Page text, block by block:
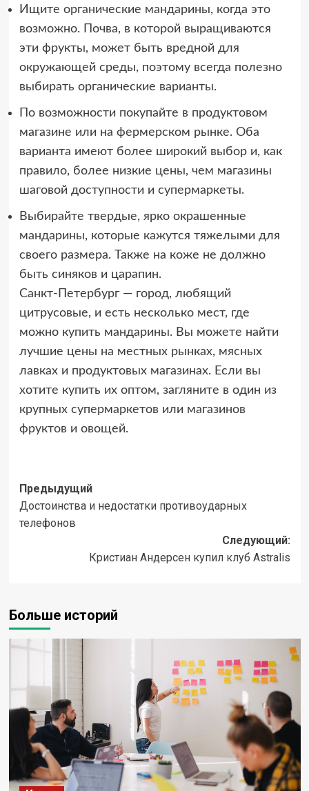
Ищите органические мандарины, когда это
возможно. Почва, в которой выращиваются
эти фрукты, может быть вредной для
окружающей среды, поэтому всегда полезно
выбирать органические варианты.
По возможности покупайте в продуктовом
магазине или на фермерском рынке. Оба
варианта имеют более широкий выбор и, как
правило, более низкие цены, чем магазины
шаговой доступности и супермаркеты.
Выбирайте твердые, ярко окрашенные
мандарины, которые кажутся тяжелыми для
своего размера. Также на коже не должно
быть синяков и царапин.
Санкт-Петербург — город, любящий
цитрусовые, и есть несколько мест, где
можно купить мандарины. Вы можете найти
лучшие цены на местных рынках, мясных
лавках и продуктовых магазинах. Если вы
хотите купить их оптом, загляните в один из
крупных супермаркетов или магазинов
фруктов и овощей.
Навигация
записи
Предыдущий
Достоинства и недостатки противоударных
телефонов
Следующий:
Кристиан Андерсен купил клуб Astralis
Больше историй